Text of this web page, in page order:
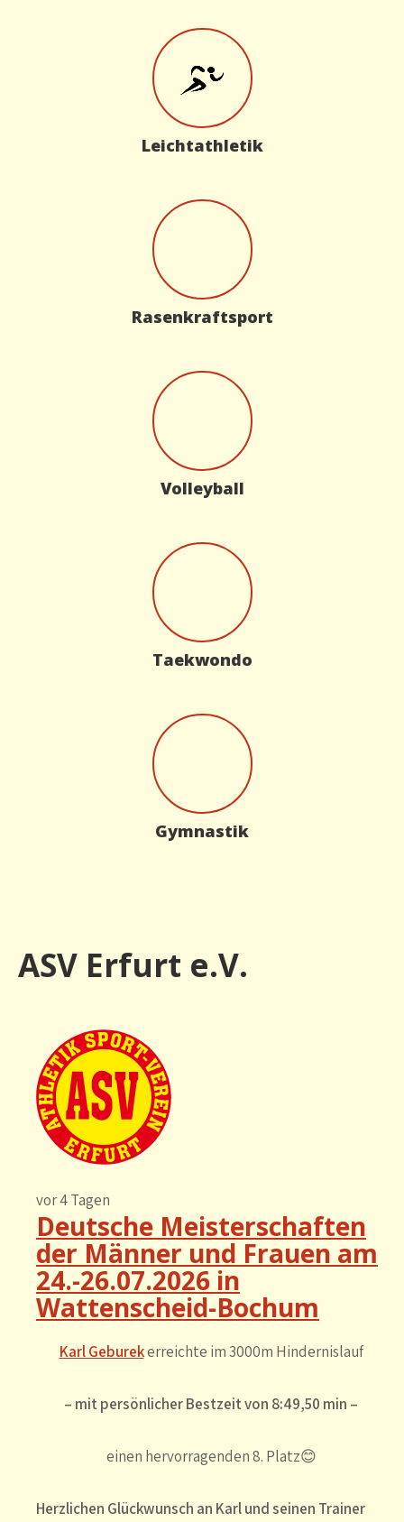
Leichtathletik
Rasenkraftsport
Volleyball
Taekwondo
Gymnastik
ASV Erfurt e.V.
vor 4 Tagen
Deutsche Meisterschaften
der Männer und Frauen am
24.-26.07.2026 in
Wattenscheid-Bochum
Karl Geburekerreichte im 3000m Hindernislauf
– mit persönlicher Bestzeit von 8:49,50 min –
einen hervorragenden 8. Platz😊
Herzlichen Glückwunsch an Karl und seinen Trainer